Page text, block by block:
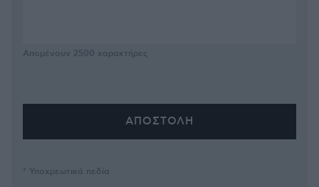
Απομένουν 2500 χαρακτήρες
* Υποχρεωτικά πεδία